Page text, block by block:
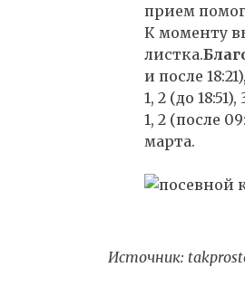
прием
К моменту
листка.
и после
1, 2 (до
1, 2 (после
марта.
Источник: